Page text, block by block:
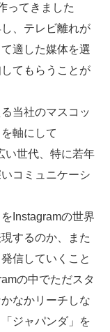
ってきました
、テレビ離れが
適した媒体を選
てもらうことが
当社のマスコッ
軸にして
い世代、特に若年
コミュニケーシ
Instagramの世界
するのか、また
信していくこと
の中でただスタ
なかリーチしな
ジャパンダ」を